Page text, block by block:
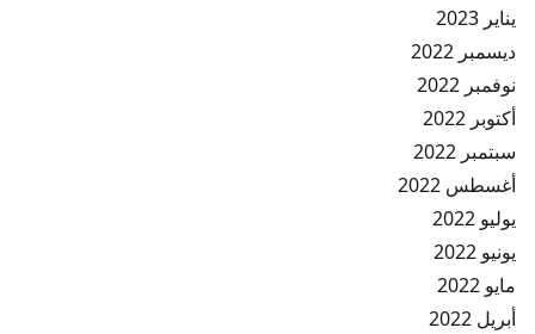
يناير 2023
ديسمبر 2022
نوفمبر 2022
أكتوبر 2022
سبتمبر 2022
أغسطس 2022
يوليو 2022
يونيو 2022
مايو 2022
أبريل 2022